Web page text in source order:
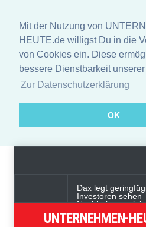
Mit der Nutzung von
HEUTE.de willigst Du in die
von Cookies ein. Diese
bessere Dienstbarkeit
Zur Datenschutzerklärung
OK
Dax legt
Investoren sehen
Nachholpotenzial
UNTERNEHMEN-